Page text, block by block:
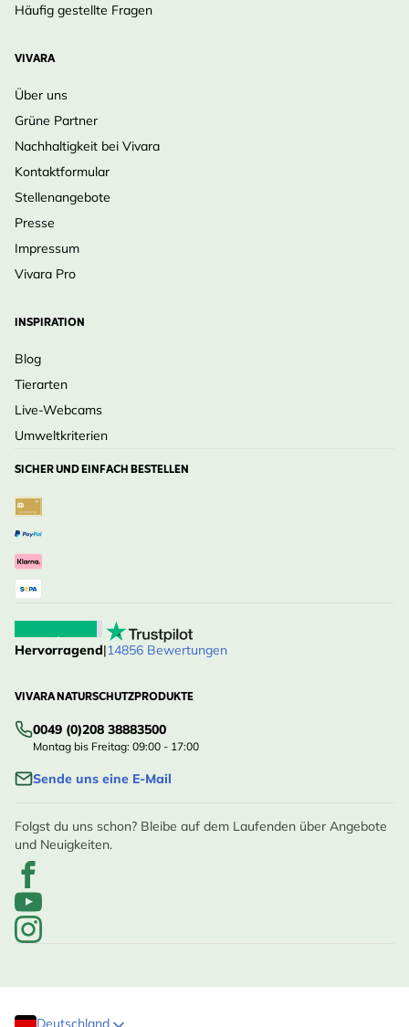
Häufig gestellte Fragen
VIVARA
Über uns
Grüne Partner
Nachhaltigkeit bei Vivara
Kontaktformular
Stellenangebote
Presse
Impressum
Vivara Pro
INSPIRATION
Blog
Tierarten
Live-Webcams
Umweltkriterien
SICHER UND EINFACH BESTELLEN
Hervorragend|14856 Bewertungen
VIVARA NATURSCHUTZPRODUKTE
0049 (0)208 38883500
Montag bis Freitag: 09:00 - 17:00
Sende uns eine E-Mail
Folgst du uns schon? Bleibe auf dem Laufenden über Angebote
und Neuigkeiten.
Deutschland